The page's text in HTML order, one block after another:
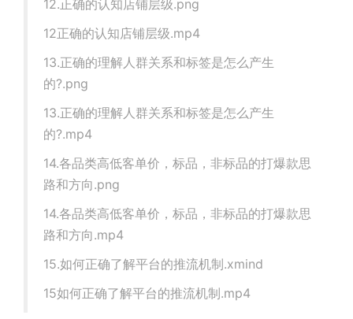
12.正确的认知店铺层级.png
12正确的认知店铺层级.mp4
13.正确的理解人群关系和标签是怎么产生
的?.png
13.正确的理解人群关系和标签是怎么产生
的?.mp4
14.各品类高低客单价，标品，非标品的打爆款思
路和方向.png
14.各品类高低客单价，标品，非标品的打爆款思
路和方向.mp4
15.如何正确了解平台的推流机制.xmind
15如何正确了解平台的推流机制.mp4